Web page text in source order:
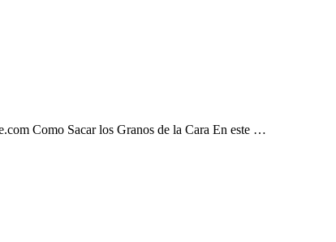
Como Sacar los Granos de la Cara En este …